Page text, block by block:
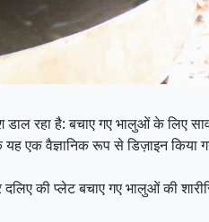
रहा है: बचाए गए भालुओं के लिए
एक वैज्ञानिक रूप से डिज़ाइन किया
की प्लेट बचाए गए भालुओं की